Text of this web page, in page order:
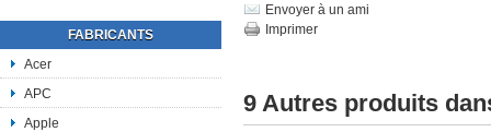
FABRICANTS
Acer
APC
Apple
Envoyer à un ami
Imprimer
9 Autres produits